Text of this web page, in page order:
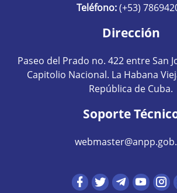
Teléfono:(+53)
Dirección
Paseo del Prado no. 422 entre San
Capitolio Nacional. La Habana
República de Cuba.
Soporte
Redes